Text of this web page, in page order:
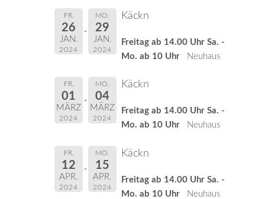
FR.
26
JAN.
2024
MO.
29
JAN.
2024
Käckn
Freitag ab 14.00 Uhr Sa. -
Mo. ab 10 Uhr
Neuhaus
FR.
01
MÄRZ
2024
MO.
04
MÄRZ
2024
Käckn
Freitag ab 14.00 Uhr Sa. -
Mo. ab 10 Uhr
Neuhaus
FR.
12
APR.
2024
MO.
15
APR.
2024
Käckn
Freitag ab 14.00 Uhr Sa. -
Mo. ab 10 Uhr
Neuhaus